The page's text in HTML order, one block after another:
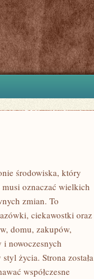
środowiska, który
oznaczać wielkich
zmian. To
ciekawostki oraz
domu, zakupów,
nowoczesnych
życia. Strona została
współczesne